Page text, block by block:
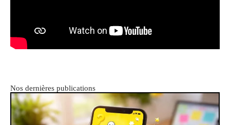
Nos dernières publications